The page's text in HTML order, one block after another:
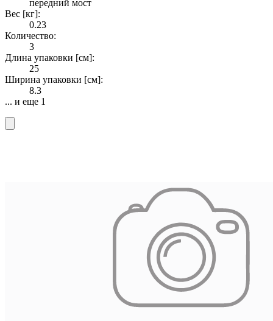
передний мост
Вес [кг]:
0.23
Количество:
3
Длина упаковки [см]:
25
Ширина упаковки [см]:
8.3
... и еще 1